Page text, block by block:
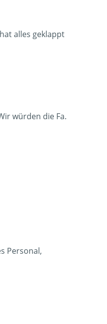
alles geklappt
würden die Fa.
Personal,